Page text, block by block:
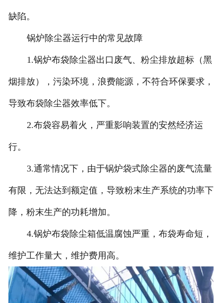
缺陷。
锅炉除尘器运行中的常见故障
1.锅炉布袋除尘器出口废气、粉尘排放超标（黑
烟排放），污染环境，浪费能源，不符合环保要求，
导致布袋除尘器效率低下。
2.布袋容易着火，严重影响装置的安然经济运
行。
3.通常情况下，由于锅炉袋式除尘器的废气流量
有限，无法达到额定值，导致粉末生产系统的功率下
降，粉末生产的功耗增加。
4.锅炉布袋除尘箱低温腐蚀严重，布袋寿命短，
维护工作量大，维护费用高。